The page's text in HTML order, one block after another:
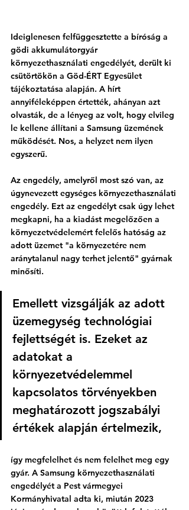
Ideiglenesen felfüggesztette a bíróság a
gödi akkumulátorgyár
környezethasználati engedélyét, derült ki
csütörtökön a Göd-ÉRT Egyesület
tájékoztatása alapján. A hírt
annyiféleképpen értették, ahányan azt
olvasták, de a lényeg az volt, hogy elvileg
le kellene állítani a Samsung üzemének
működését. Nos, a helyzet nem ilyen
egyszerű.
Az engedély, amelyről most szó van, az
úgynevezett egységes környezethasználati
engedély. Ezt az engedélyt csak úgy lehet
megkapni, ha a kiadást megelőzően a
környezetvédelemért felelős hatóság az
adott üzemet "a környezetére nem
aránytalanul nagy terhet jelentő" gyárnak
minősíti.
Emellett vizsgálják az adott
üzemegység technológiai
fejlettségét is. Ezeket az
adatokat a
környezetvédelemmel
kapcsolatos törvényekben
meghatározott jogszabályi
értékek alapján értelmezik,
így megfelelhet és nem felelhet meg egy
gyár. A Samsung környezethasználati
engedélyét a Pest vármegyei
Kormányhivatal adta ki, miután 2023